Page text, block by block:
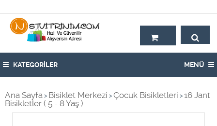
KATEGORİLER MENÜ
Ana Sayfa > Bisiklet Merkezi > Çocuk Bisikletleri > 16 Jant
Bisikletler ( 5 - 8 Yaş )